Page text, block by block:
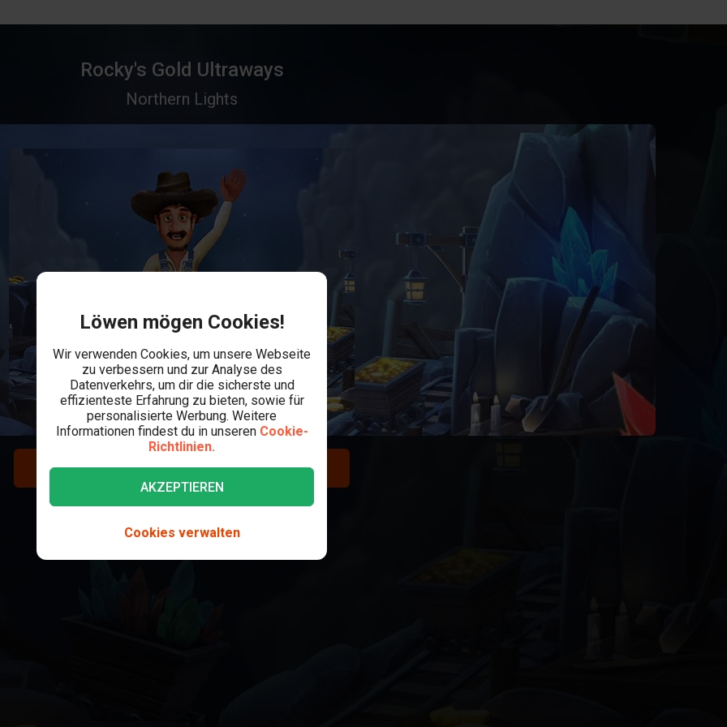
Rocky's Gold Ultraways
Northern Lights
REGISTRIEREN
Löwen mögen Cookies!
Wir verwenden Cookies, um unsere Webseite
zu verbessern und zur Analyse des
Datenverkehrs, um dir die sicherste und
effizienteste Erfahrung zu bieten, sowie für
personalisierte Werbung. Weitere
Informationen findest du in unseren Cookie-
Richtlinien.
AKZEPTIEREN
Cookies verwalten